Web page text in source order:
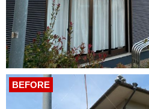
BEFORE